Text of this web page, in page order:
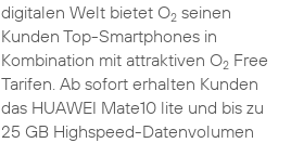
digitalen Welt bietet O2seinen
Kunden Top-Smartphones in
Kombination mit attraktiven O2Free
Tarifen. Ab sofort erhalten Kunden
das HUAWEI Mate10 lite und bis zu
25 GB Highspeed-Datenvolumen